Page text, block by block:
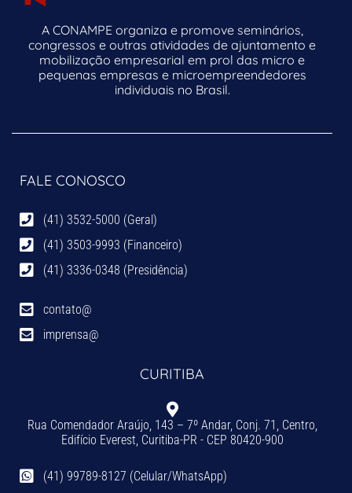
A CONAMPE organiza e promove seminários,
congressos e outras atividades de ajuntamento e
mobilização empresarial em prol das micro e
pequenas empresas e microempreendedores
individuais no Brasil.
FALE CONOSCO
(41) 3532-5000 (Geral)
(41) 3503-9993 (Financeiro)
(41) 3336-0348 (Presidência)
contato@
imprensa@
CURITIBA
Rua Comendador Araújo, 143 – 7º Andar, Conj. 71, Centro,
Edifício Everest, Curitiba-PR - CEP 80420-900
(41) 99789-8127 (Celular/WhatsApp)